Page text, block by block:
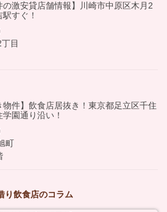
の激安貸店舗情報】川崎市中原区木月2
すぐ！
目
物件】飲食店居抜き！東京都足立区千住
園通り沿い！
町
り飲食店のコラム